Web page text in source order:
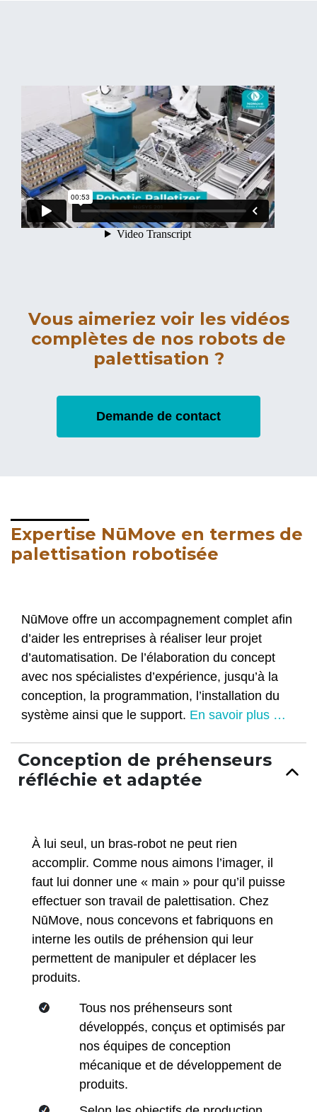
Vous aimeriez voir les vidéos
complètes de nos robots de
palettisation ?
Demande de contact
Expertise NūMove en termes de
palettisation robotisée
NūMove offre un accompagnement complet afin
d’aider les entreprises à réaliser leur projet
d’automatisation. De l’élaboration du concept
avec nos spécialistes d’expérience, jusqu’à la
conception, la programmation, l’installation du
système ainsi que le support. En savoir plus …
Conception de préhenseurs
réfléchie et adaptée
À lui seul, un bras-robot ne peut rien
accomplir. Comme nous aimons l’imager, il
faut lui donner une « main » pour qu’il puisse
effectuer son travail de palettisation. Chez
NūMove, nous concevons et fabriquons en
interne les outils de préhension qui leur
permettent de manipuler et déplacer les
produits.
Tous nos préhenseurs sont
développés, conçus et optimisés par
nos équipes de conception
mécanique et de développement de
produits.